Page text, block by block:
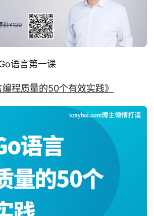
语言第一课
编程质量的50个有效实践》